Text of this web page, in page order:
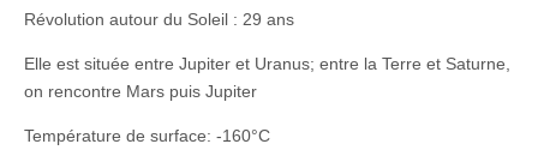
Révolution autour du Soleil : 29 ans
Elle est située entre Jupiter et Uranus; entre la Terre et Saturne,
on rencontre Mars puis Jupiter
Température de surface: -160°C